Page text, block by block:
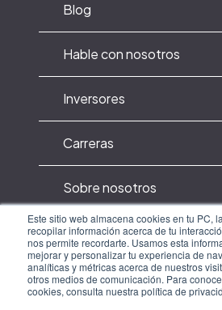
Este sitio web almacena cookies en tu PC,
recopilar información acerca de tu
nos permite recordarte. Usamos esta
mejorar y personalizar tu experiencia de
analíticas y métricas acerca de nuestros
otros medios de comunicación. Para
cookies, consulta nuestra política de
Terminos de uso y
Política de privacidad
Sobre nosotros
Carreras
Inversores
Hable con nosotros
Blog